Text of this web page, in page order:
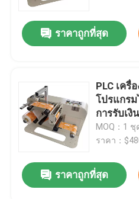
ราคาถูกที่สุด
PLC เครื่
โปรแกรม
การรับเ
MOQ：1 ชุ
ราคา：
ราคาถูกที่สุด